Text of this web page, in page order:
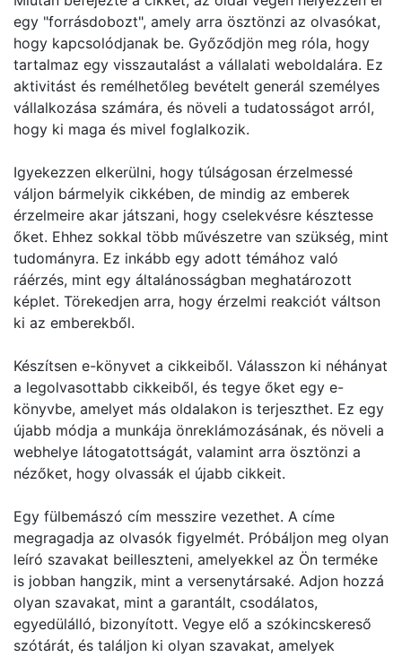
egy "forrásdobozt", amely arra ösztönzi az olvasókat,
hogy kapcsolódjanak be. Győződjön meg róla, hogy
tartalmaz egy visszautalást a vállalati weboldalára. Ez
aktivitást és remélhetőleg bevételt generál személyes
vállalkozása számára, és növeli a tudatosságot arról,
hogy ki maga és mivel foglalkozik.
Igyekezzen elkerülni, hogy túlságosan érzelmessé
váljon bármelyik cikkében, de mindig az emberek
érzelmeire akar játszani, hogy cselekvésre késztesse
őket. Ehhez sokkal több művészetre van szükség, mint
tudományra. Ez inkább egy adott témához való
ráérzés, mint egy általánosságban meghatározott
képlet. Törekedjen arra, hogy érzelmi reakciót váltson
ki az emberekből.
Készítsen e-könyvet a cikkeiből. Válasszon ki néhányat
a legolvasottabb cikkeiből, és tegye őket egy e-
könyvbe, amelyet más oldalakon is terjeszthet. Ez egy
újabb módja a munkája önreklámozásának, és növeli a
webhelye látogatottságát, valamint arra ösztönzi a
nézőket, hogy olvassák el újabb cikkeit.
Egy fülbemászó cím messzire vezethet. A címe
megragadja az olvasók figyelmét. Próbáljon meg olyan
leíró szavakat beilleszteni, amelyekkel az Ön terméke
is jobban hangzik, mint a versenytársaké. Adjon hozzá
olyan szavakat, mint a garantált, csodálatos,
egyedülálló, bizonyított. Vegye elő a szókincskereső
szótárát, és találjon ki olyan szavakat, amelyek